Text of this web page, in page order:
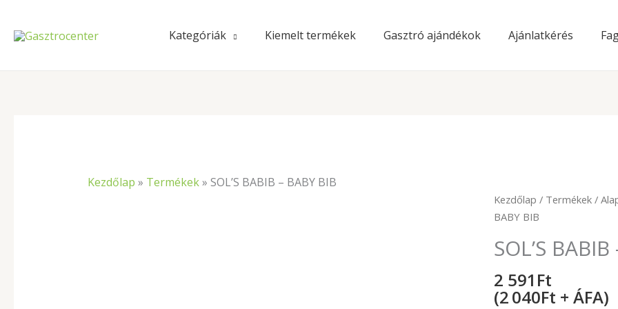
content
Kategóriák Kiemelt termékek Gasztró ajándékok Ajánlatkérés
Kezdőlap » Termékek» SOL’S BABIB – BABY BIB
Kezdőlap / Termékek/
BABY BIB
SOL’S
2 591 Ft
(2 040Ft + ÁFA)
SOL'S
BABIB
BABY
mennyiség